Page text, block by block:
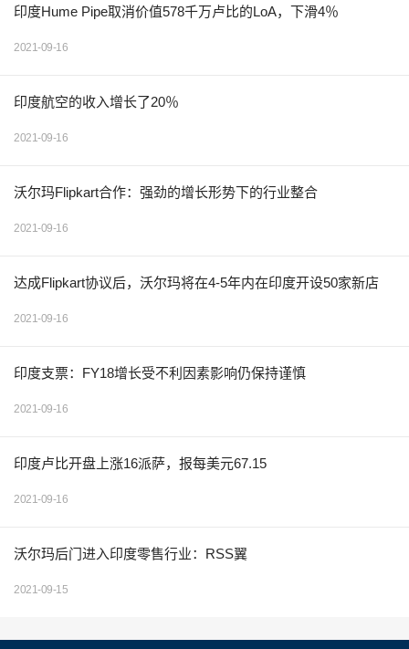
印度Hume Pipe取消价值578千万卢比的LoA，下滑4％
2021-09-16
印度航空的收入增长了20％
2021-09-16
沃尔玛Flipkart合作：强劲的增长形势下的行业整合
2021-09-16
达成Flipkart协议后，沃尔玛将在4-5年内在印度开设50家新店
2021-09-16
印度支票：FY18增长受不利因素影响仍保持谨慎
2021-09-16
印度卢比开盘上涨16派萨，报每美元67.15
2021-09-16
沃尔玛后门进入印度零售行业：RSS翼
2021-09-15